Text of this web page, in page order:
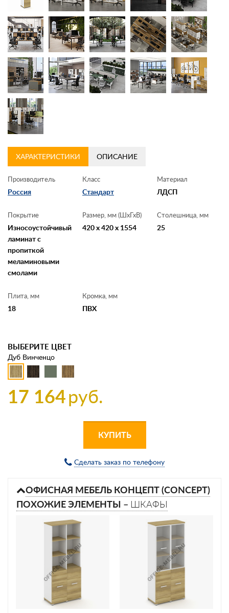
ХАРАКТЕРИСТИКИ ОПИСАНИЕ
Производитель
Россия
Класс
Стандарт
Материал
ЛДСП
Покрытие
Износоустойчивый
ламинат с
пропиткой
меламиновыми
смолами
Размер, мм (ШхГхВ)
420 x 420 x 1554
Столешница, мм
25
Плита, мм
18
Кромка, мм
ПВХ
ВЫБЕРИТЕ ЦВЕТ
Дуб Винченцо
17 164руб.
КУПИТЬ
Сделать заказ по телефону
ОФИСНАЯ МЕБЕЛЬ КОНЦЕПТ (CONCEPT)
ПОХОЖИЕ ЭЛЕМЕНТЫ – ШКАФЫ